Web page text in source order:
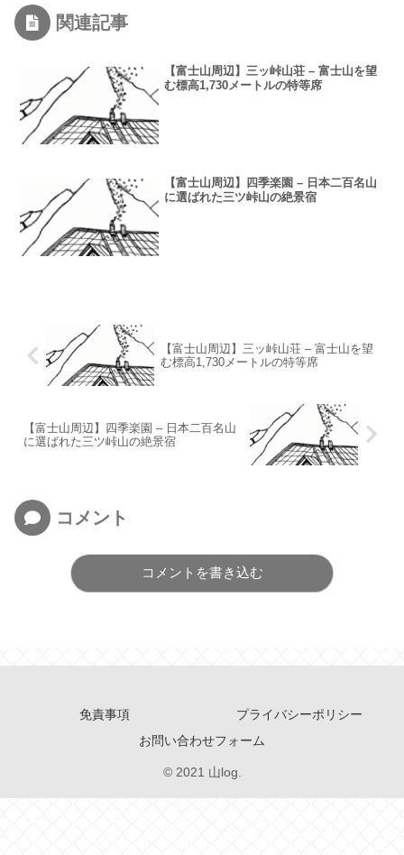
関連記事
【富士山周辺】三ッ峠山荘 – 富士山を望
む標高1,730メートルの特等席
【富士山周辺】四季楽園 – 日本二百名山
に選ばれた三ツ峠山の絶景宿
【富士山周辺】三ッ峠山荘 – 富士山を望
む標高1,730メートルの特等席
【富士山周辺】四季楽園 – 日本二百名山
に選ばれた三ツ峠山の絶景宿
コメント
コメントを書き込む
免責事項
プライバシーポリシー
お問い合わせフォーム
© 2021 山log.